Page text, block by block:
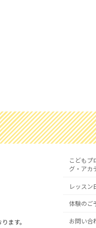
ます。
こどもプ
グ・アカ
レッスン
体験のご
お問い合